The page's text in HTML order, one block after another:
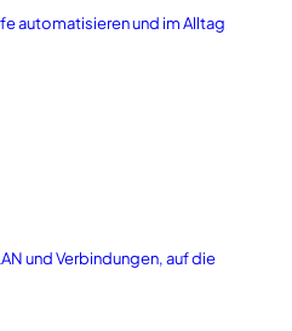
automatisieren und im Alltag
und Verbindungen, auf die